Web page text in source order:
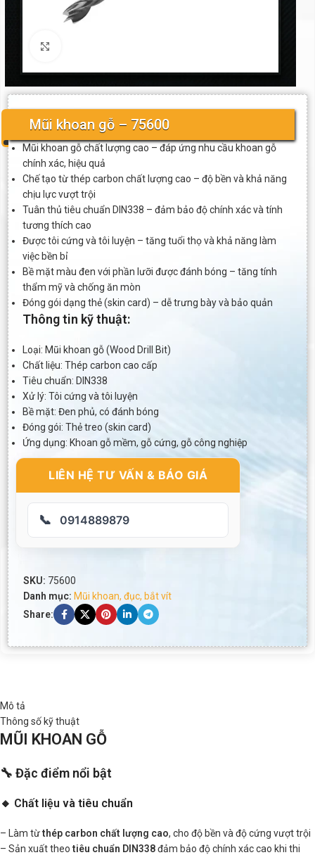
Mũi khoan gỗ – 75600
Mũi khoan gỗ chất lượng cao – đáp ứng nhu cầu khoan gỗ
chính xác, hiệu quả
Chế tạo từ thép carbon chất lượng cao – độ bền và khả năng
chịu lực vượt trội
Tuân thủ tiêu chuẩn DIN338 – đảm bảo độ chính xác và tính
tương thích cao
Được tôi cứng và tôi luyện – tăng tuổi thọ và khả năng làm
việc bền bỉ
Bề mặt màu đen với phần lưỡi được đánh bóng – tăng tính
thẩm mỹ và chống ăn mòn
Đóng gói dạng thẻ (skin card) – dễ trưng bày và bảo quản
Thông tin kỹ thuật:
Loại: Mũi khoan gỗ (Wood Drill Bit)
Chất liệu: Thép carbon cao cấp
Tiêu chuẩn: DIN338
Xử lý: Tôi cứng và tôi luyện
Bề mặt: Đen phủ, có đánh bóng
Đóng gói: Thẻ treo (skin card)
Ứng dụng: Khoan gỗ mềm, gỗ cứng, gỗ công nghiệp
LIÊN HỆ TƯ VẤN & BÁO GIÁ
📞 0914889879
SKU: 75600
Danh mục: Mũi khoan, đục, bắt vít
Share:
Mô tả
Thông số kỹ thuật
MŨI KHOAN GỖ
🔧 Đặc điểm nổi bật
🔸 Chất liệu và tiêu chuẩn
– Làm từthép carbon chất lượng cao, cho độ bền và độ cứng vượt trội
– Sản xuất theotiêu chuẩn DIN338đảm bảo độ chính xác cao khi thi